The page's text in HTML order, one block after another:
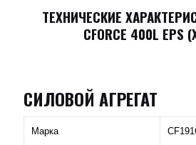
ТЕХНИЧЕСКИЕ
CFORCE 400L EPS
СИЛОВОЙ АГРЕГАТ
Марка